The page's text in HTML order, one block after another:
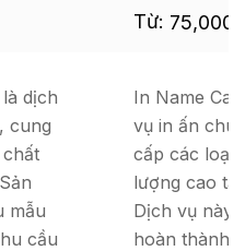
Từ: 75,000
dịch
cung
mẫu
cầu
In Name
vụ in ấn
cấp các loại
lượng cao
Dịch vụ này
hoàn thành